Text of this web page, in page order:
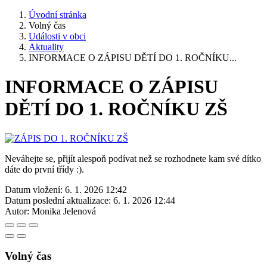
Úvodní stránka
Volný čas
Události v obci
Aktuality
INFORMACE O ZÁPISU DĚTÍ DO 1. ROČNÍKU...
INFORMACE O ZÁPISU
DĚTÍ DO 1. ROČNÍKU ZŠ
Neváhejte se, přijít alespoň podívat než se rozhodnete kam své dítko
dáte do první třídy :).
Datum vložení: 6. 1. 2026 12:42
Datum poslední aktualizace: 6. 1. 2026 12:44
Autor: Monika Jelenová
Volný čas